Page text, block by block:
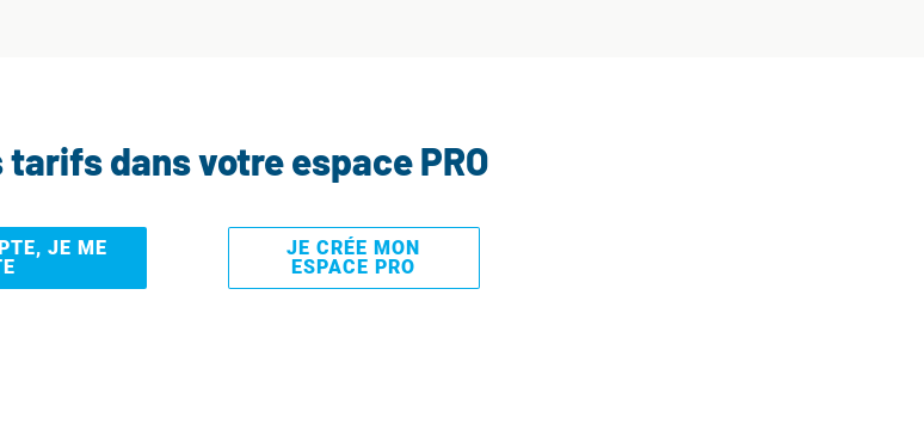
dans votre espace PRO
JE ME
JE CRÉE MON
ESPACE PRO